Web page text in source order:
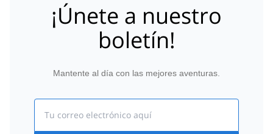
¡Únete a nuestro
boletín!
Mantente al día con las mejores aventuras.